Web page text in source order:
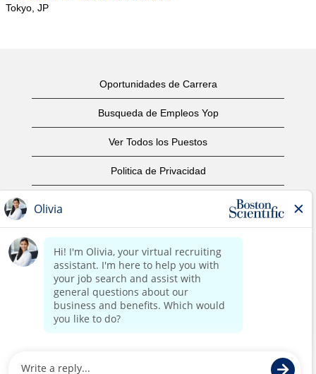
Tokyo, JP
Oportunidades de Carrera
Busqueda de Empleos Yop
Ver Todos los Puestos
Politica de Privacidad
Aviso de Derechos de Autor
Contáctenos
Oficinas Centrales